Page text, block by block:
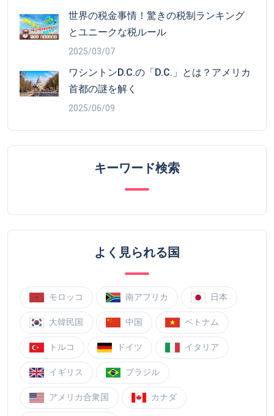
世界の税金事情！驚きの税制ランキング
とユニークな税ルール
2025/03/07
ワシントンD.C.の「D.C.」とは？アメリカ
首都の謎を解く
2025/06/09
キーワード検索
よく見られる国
モロッコ 南アフリカ 日本
大韓民国 中国 ベトナム
トルコ ドイツ イタリア
イギリス ブラジル
アメリカ合衆国 カナダ